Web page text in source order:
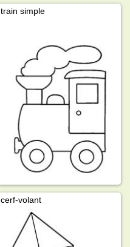
train simple
cerf-volant